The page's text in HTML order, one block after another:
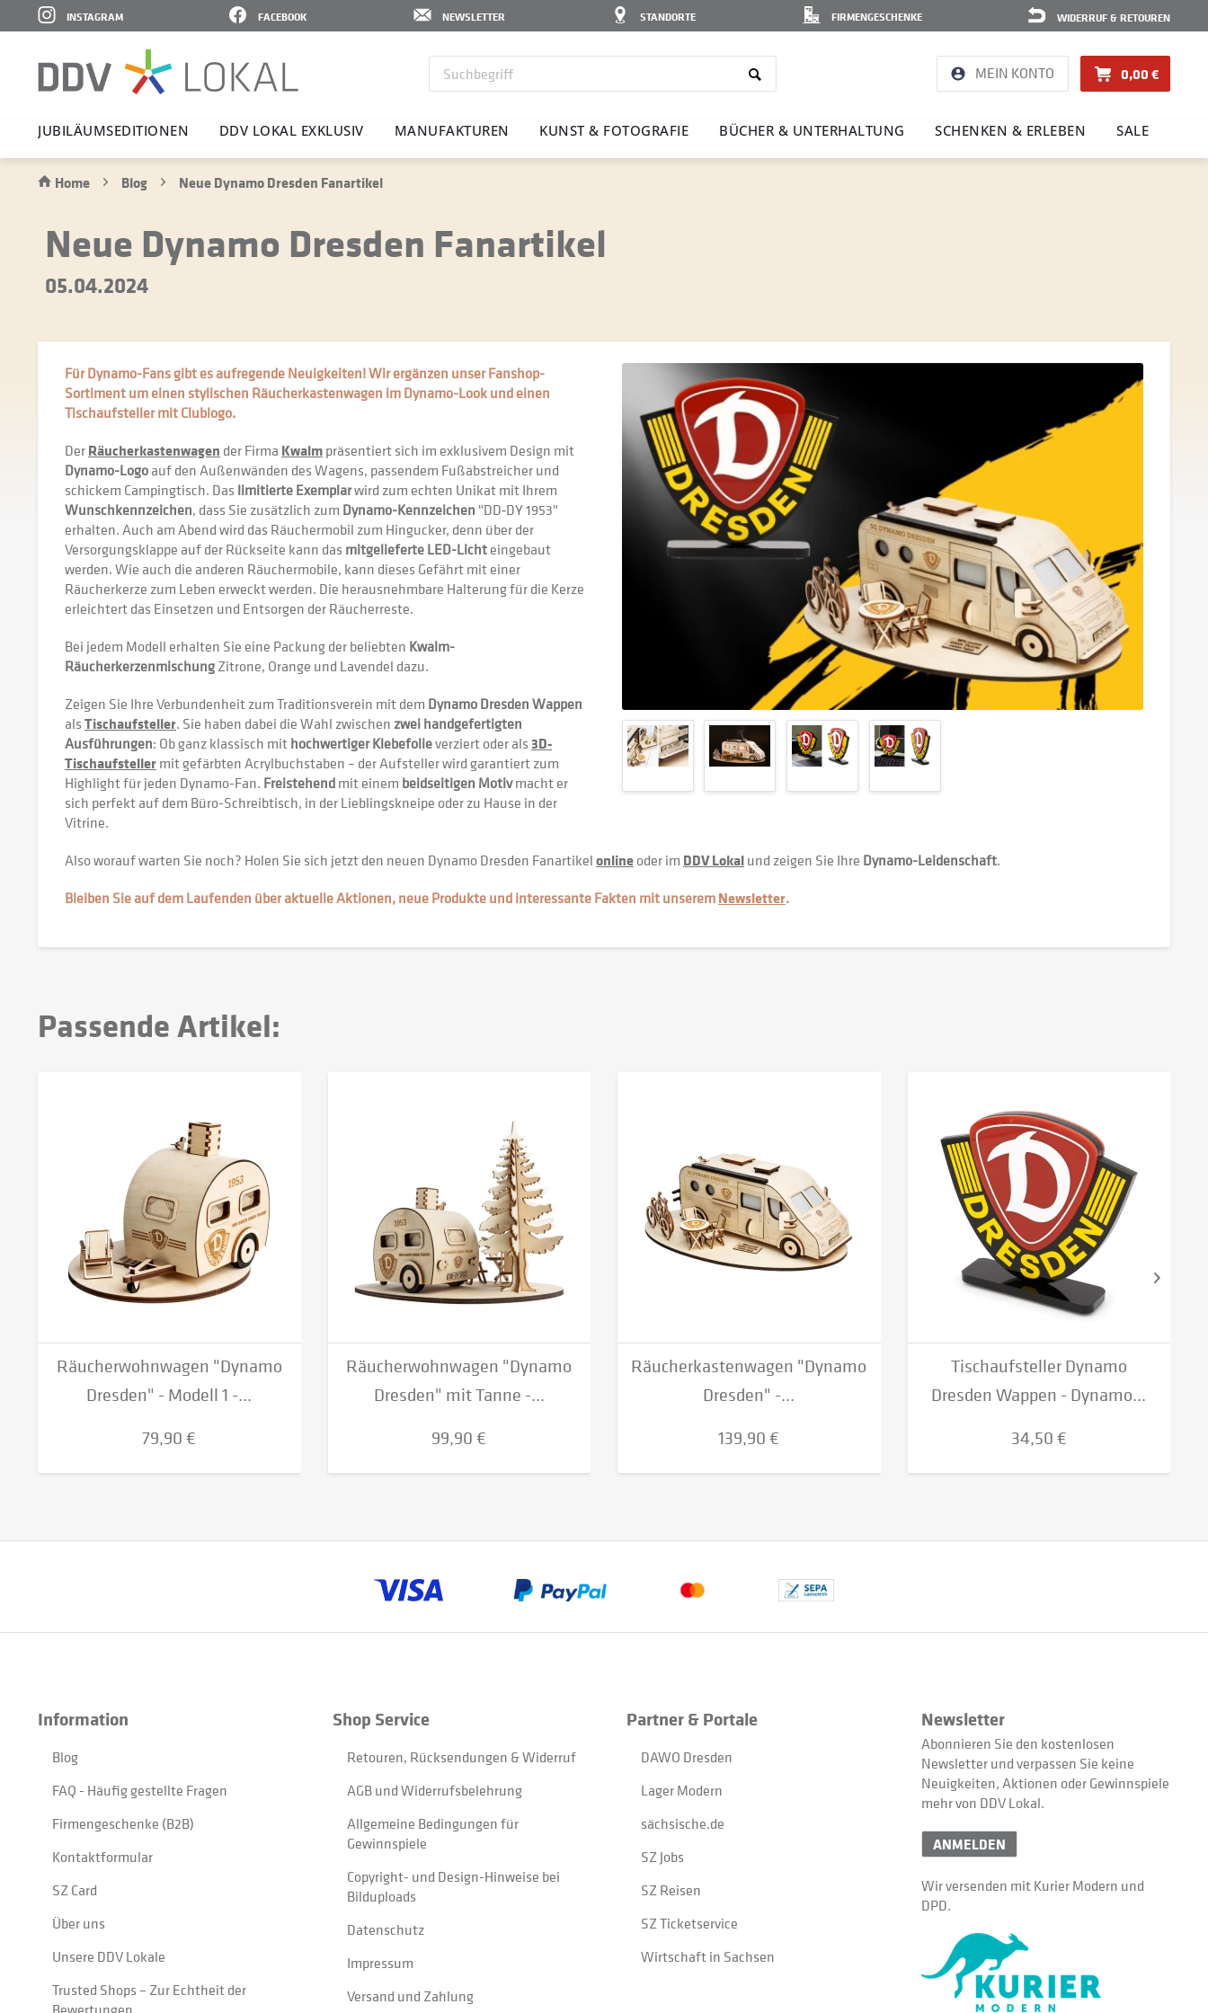
WIDERRUF & RETOUREN
FIRMENGESCHENKE
STANDORTE
NEWSLETTER
FACEBOOK
INSTAGRAM
MEIN KONTO 0,00 €
JUBI­LÄ­UMS­E­DI­TIONEN DDV LOKAL EXKLUSIV MANU­FAK­TUREN KUNST & FOTO­GRAFIE BÜCHER & UNTER­HAL­TUNG SCHENKEN & ERLEBEN SALE
Home Blog Neue Dynamo Dresden Fanartikel
Neue Dynamo Dresden Fanartikel
05.04.2024
Für Dynamo-Fans gibt es aufregende Neuigkeiten! Wir ergänzen unser Fanshop-
Sortiment um einen stylischen Räucherkastenwagen im Dynamo-Look und einen
Tischaufsteller mit Clublogo.
DerRäucherkastenwagen der Firma Kwalmpräsentiert sich im exklusivem Design mit
Dynamo-Logoauf den Außenwänden des Wagens, passendem Fußabstreicher und
schickem Campingtisch. Das limitierte Exemplarwird zum echten Unikat mit Ihrem
Wunschkennzeichen, dass Sie zusätzlich zum Dynamo-Kennzeichen "DD‑DY 1953"
erhalten. Auch am Abend wird das Räuchermobil zum Hingucker, denn über der
Versorgungsklappe auf der Rückseite kann das mitgelieferte LED-Lichteingebaut
werden. Wie auch die anderen Räuchermobile, kann dieses Gefährt mit einer
Räucherkerze zum Leben erweckt werden. Die herausnehmbare Halterung für die Kerze
erleichtert das Einsetzen und Entsorgen der Räucherreste.
Bei jedem Modell erhalten Sie eine Packung der beliebten Kwalm-
RäucherkerzenmischungZitrone, Orange und Lavendel dazu.
Zeigen Sie Ihre Verbundenheit zum Traditionsverein mit dem Dynamo Dresden Wappen
alsTischaufsteller. Sie haben dabei die Wahl zwischen zwei handgefertigten
Ausführungen: Ob ganz klassisch mithochwertiger Klebefolieverziert oder als3D-
Tischaufstellermit gefärbten Acrylbuchstaben – der Aufsteller wird garantiert zum
Highlight für jeden Dynamo-Fan. Freistehendmit einem beidseitigen Motivmacht er
sich perfekt auf dem Büro-Schreibtisch, in der Lieblingskneipe oder zu Hause in der
Vitrine.
Also worauf warten Sie noch? Holen Sie sich jetzt den neuen Dynamo Dresden Fanartikelonlineoder im DDV Lokalund zeigen Sie Ihre Dynamo-Leidenschaft.
Bleiben Sie auf dem Laufenden über aktuelle Aktionen, neue Produkte und interessante Fakten mit unseremNewsletter.
Passende Artikel:
Räucherwohnwagen "Dynamo
Dresden" - Modell 1 -...
79,90 €
Räucherwohnwagen "Dynamo
Dresden" mit Tanne -...
99,90 €
Räucherkastenwagen "Dynamo
Dresden" -...
139,90 €
Tischaufsteller Dynamo
Dresden Wappen - Dynamo...
34,50 €
Information
Blog
FAQ - Häufig gestellte Fragen
Firmengeschenke (B2B)
Kontaktformular
SZ Card
Über uns
Unsere DDV Lokale
Trusted Shops – Zur Echtheit der
Shop Service
Retouren, Rücksendungen & Widerruf
AGB und Widerrufsbelehrung
Allgemeine Bedingungen für
Gewinnspiele
Copyright- und Design-Hinweise bei
Bilduploads
Datenschutz
Impressum
Versand und Zahlung
Partner & Portale
DAWO Dresden
Lager Modern
sächsische.de
SZ Jobs
SZ Reisen
SZ Ticketservice
Wirtschaft in Sachsen
Newsletter
Abonnieren Sie den kostenlosen
Newsletter und verpassen Sie keine
Neuigkeiten, Aktionen oder Gewinnspiele
mehr von DDV Lokal.
ANMELDEN
Wir versenden mit Kurier Modern und
DPD.